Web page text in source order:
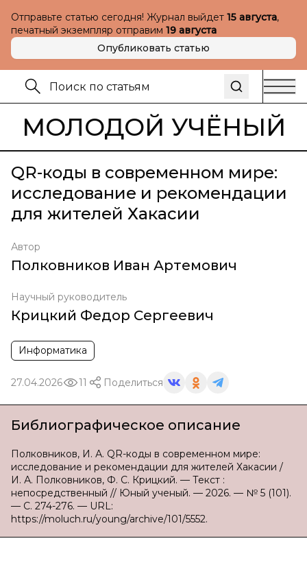
Отправьте статью сегодня! Журнал выйдет 15 августа,
печатный экземпляр отправим 19 августа
Опубликовать статью
МОЛОДОЙ УЧЁНЫЙ
QR-коды в современном мире:
исследование и рекомендации
для жителей Хакасии
Автор
Полковников Иван Артемович
Научный руководитель
Крицкий Федор Сергеевич
Информатика
27.04.2026 11 Поделиться
Библиографическое описание
Полковников, И. А. QR-коды в современном мире:
исследование и рекомендации для жителей Хакасии /
И. А. Полковников, Ф. С. Крицкий. — Текст :
непосредственный // Юный ученый. — 2026. — № 5 (101).
— С. 274-276. — URL:
https://moluch.ru/young/archive/101/5552.